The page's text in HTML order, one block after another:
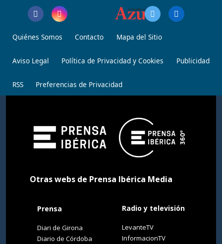
Quiénes Somos Contacto Mapa del Sitio
Aviso Legal Política de Privacidad y Cookies Publicidad
RSS Preferencias de Privacidad
Otras webs de Prensa Ibérica Media
Prensa
Diari de Girona
Diario de Córdoba
Radio y televisión
LevanteTV
InformacionTV